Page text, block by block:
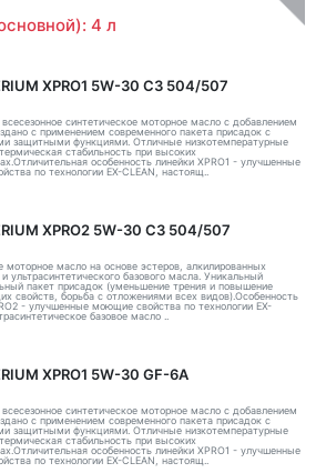
4 л
XPRO1 5W-30 C3 504/507
синтетическое моторное масло с добавлением
с применением современного пакета присадок с
защитными функциями. Отличные низкотемпературные
стабильность при высоких
особенность линейки XPRO1 - улучшенные
по технологии EX-CLEAN, настоящ..
XPRO2 5W-30 C3 504/507
моторное масло на основе эстеров, алкилированных
ультрасинтетического базового масла. Уникальный
пакет присадок (уменьшение трения и повышение
свойств, борьба с отложениями всех видов).Особенность
- улучшенные моющие свойства по технологии EX-
базовое масло ..
XPRO1 5W-30 GF-6A
синтетическое моторное масло с добавлением
с применением современного пакета присадок с
защитными функциями. Отличные низкотемпературные
стабильность при высоких
особенность линейки XPRO1 - улучшенные
по технологии EX-CLEAN, настоящ..